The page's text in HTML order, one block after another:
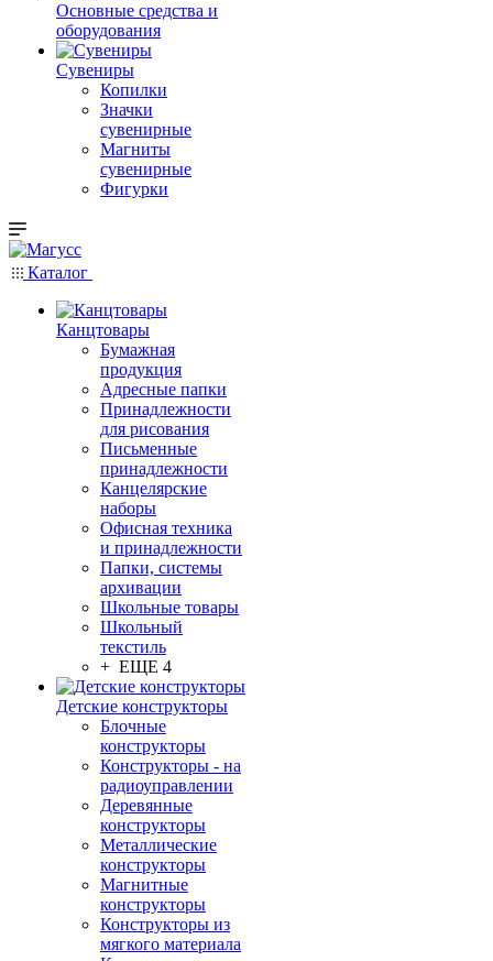
Основные средства и
оборудования
Сувениры
Копилки
Значки
сувенирные
Магниты
сувенирные
Фигурки
Каталог
Канцтовары
Бумажная
продукция
Адресные папки
Принадлежности
для рисования
Письменные
принадлежности
Канцелярские
наборы
Офисная техника
и принадлежности
Папки, системы
архивации
Школьные товары
Школьный
текстиль
+ ЕЩЕ 4
Детские конструкторы
Блочные
конструкторы
Конструкторы - на
радиоуправлении
Деревянные
конструкторы
Металлические
конструкторы
Магнитные
конструкторы
Конструкторы из
мягкого материала